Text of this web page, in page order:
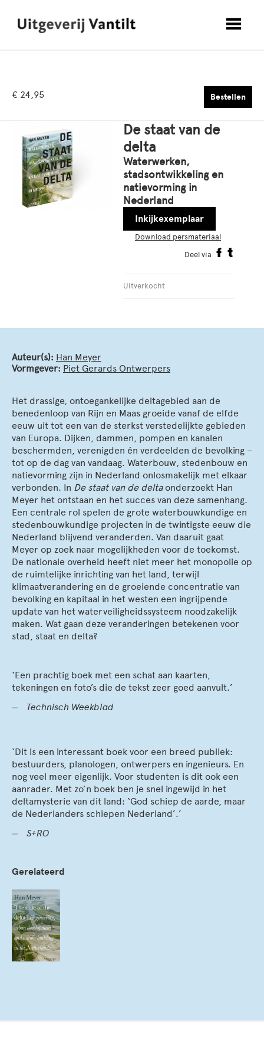
€ 24,95 Bestellen
De staat van de
delta
Waterwerken,
stadsontwikkeling en
natievorming in
Nederland
Inkijkexemplaar
Download persmateriaal
Deel via
Uitverkocht
Auteur(s): Han Meyer
Vormgever: Piet Gerards Ontwerpers
Het drassige, ontoegankelijke deltagebied aan de
benedenloop van Rijn en Maas groeide vanaf de elfde
eeuw uit tot een van de sterkst verstedelijkte gebieden
van Europa. Dijken, dammen, pompen en kanalen
beschermden, verenigden én verdeelden de bevolking –
tot op de dag van vandaag. Waterbouw, stedenbouw en
natievorming zijn in Nederland onlosmakelijk met elkaar
verbonden. In De staat van de delta onderzoekt Han
Meyer het ontstaan en het succes van deze samenhang.
Een centrale rol spelen de grote waterbouwkundige en
stedenbouwkundige projecten in de twintigste eeuw die
Nederland blijvend veranderden. Van daaruit gaat
Meyer op zoek naar mogelijkheden voor de toekomst.
De nationale overheid heeft niet meer het monopolie op
de ruimtelijke inrichting van het land, terwijl
klimaatverandering en de groeiende concentratie van
bevolking en kapitaal in het westen een ingrijpende
update van het waterveiligheidssysteem noodzakelijk
maken. Wat gaan deze veranderingen betekenen voor
stad, staat en delta?
‘Een prachtig boek met een schat aan kaarten,
tekeningen en foto’s die de tekst zeer goed aanvult.’
Technisch Weekblad
‘Dit is een interessant boek voor een breed publiek:
bestuurders, planologen, ontwerpers en ingenieurs. En
nog veel meer eigenlijk. Voor studenten is dit ook een
aanrader. Met zo’n boek ben je snel ingewijd in het
deltamysterie van dit land: ‘God schiep de aarde, maar
de Nederlanders schiepen Nederland’.’
S+RO
Gerelateerd